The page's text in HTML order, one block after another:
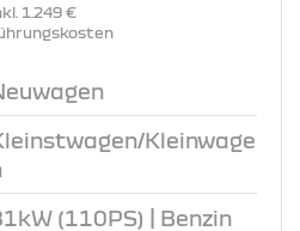
1.249 €
Kleinwage
(110PS) | Benzin